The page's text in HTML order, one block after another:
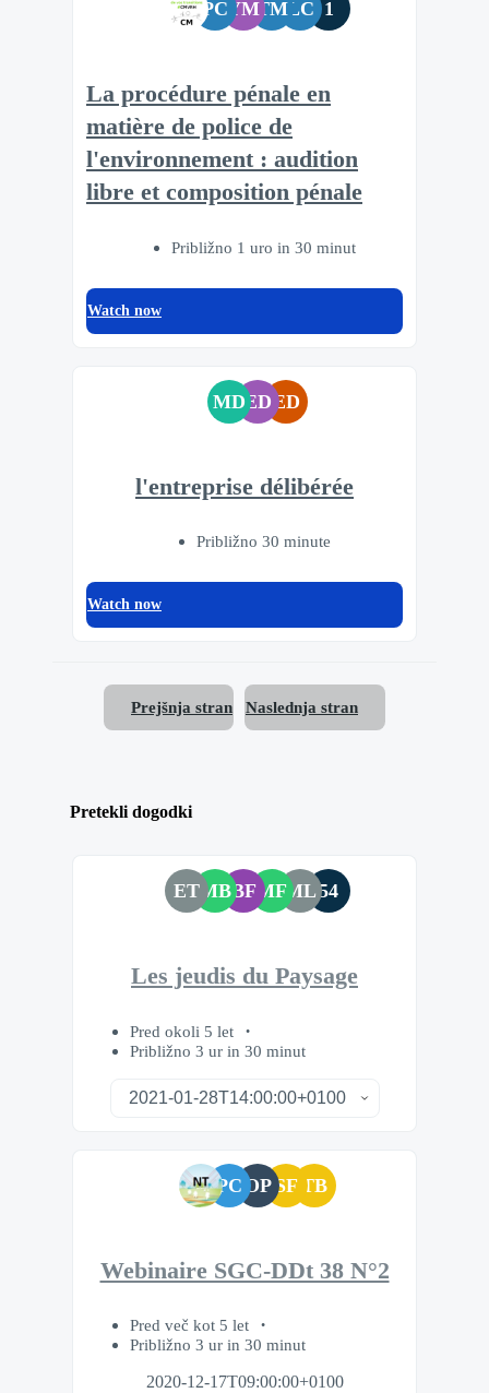
PC YMTMLC 1
La procédure pénale en
matière de police de
l'environnement : audition
libre et composition pénale
Približno 1 uro in 30 minut
Watch now
MDED ED
l'entreprise délibérée
Približno 30 minute
Watch now
Prejšnja stran Naslednja stran
Pretekli dogodki
ETMBBF MFML 54
Les jeudis du Paysage
Pred okoli 5 let
Približno 3 ur in 30 minut
PC OP SF TB
Webinaire SGC-DDt 38 N°2
Pred več kot 5 let
Približno 3 ur in 30 minut
2020-12-17T09:00:00+0100